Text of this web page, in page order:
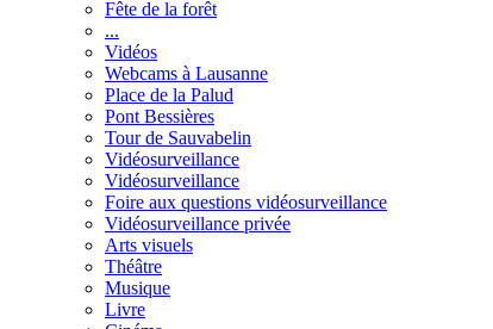
Fête de la forêt
...
Vidéos
Webcams à Lausanne
Place de la Palud
Pont Bessières
Tour de Sauvabelin
Vidéosurveillance
Vidéosurveillance
Foire aux questions vidéosurveillance
Vidéosurveillance privée
Arts visuels
Théâtre
Musique
Livre